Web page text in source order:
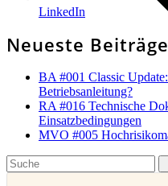
LinkedIn
Neueste Beiträge
BA #001 Classic
Betriebsanleitung?
RA #016 Technische
Einsatzbedingungen
MVO #005
Search